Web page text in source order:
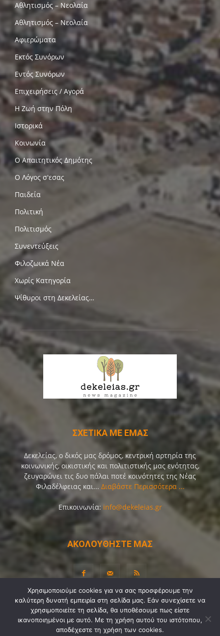
Αθλητισμός – Νεολαία
Αθλητισμός – Νεολαία
Αφιερώματα
Εκτός Συνόρων
Εντός Συνόρων
Επιχειρήσεις / Αγορά
Η Ζωή στην Πόλη
Ιστορικά
Κοινωνία
Ο Απαιτητικός Δημότης
Ο Λόγος σ'εσας
Παιδεία
Πολιτική
Πολιτισμός
Συνεντεύξεις
Φιλοζωικά Νέα
Χωρίς Κατηγορία
Ψίθυροι στη Δεκελείας…
ΣΧΕΤΙΚΑ ΜΕ ΕΜΑΣ
Δεκελείας, ο δικός μας δρόμος, κεντρική αρτηρία της
κοινωνικής, οικιστικής και πολιτιστικής μας ενότητας,
ζευγαρώνει τις δυο πάλαι ποτέ κοινότητες της Νέας
Φιλαδέλφειας και... Διαβάστε Περισσότερα ...
Επικοινωνία: info@dekeleias.gr
ΑΚΟΛΟΥΘΗΣΤΕ ΜΑΣ
Διαύγεια Λίγα Λόγια για Εμάς
Επικοινωνία
Όροι Χρήσης
Προσωπικά Δεδομένα
Sitemap
Ψηφοφορίες
Χρησιμοποιούμε cookies για να σας προσφέρουμε την
καλύτερη δυνατή εμπειρία στη σελίδα μας. Εάν συνεχίσετε να
χρησιμοποιείτε τη σελίδα, θα υποθέσουμε πως είστε
ικανοποιημένοι με αυτό. Με τη χρήση αυτού του ιστότοπου,
αποδέχεστε τη χρήση των cookies.